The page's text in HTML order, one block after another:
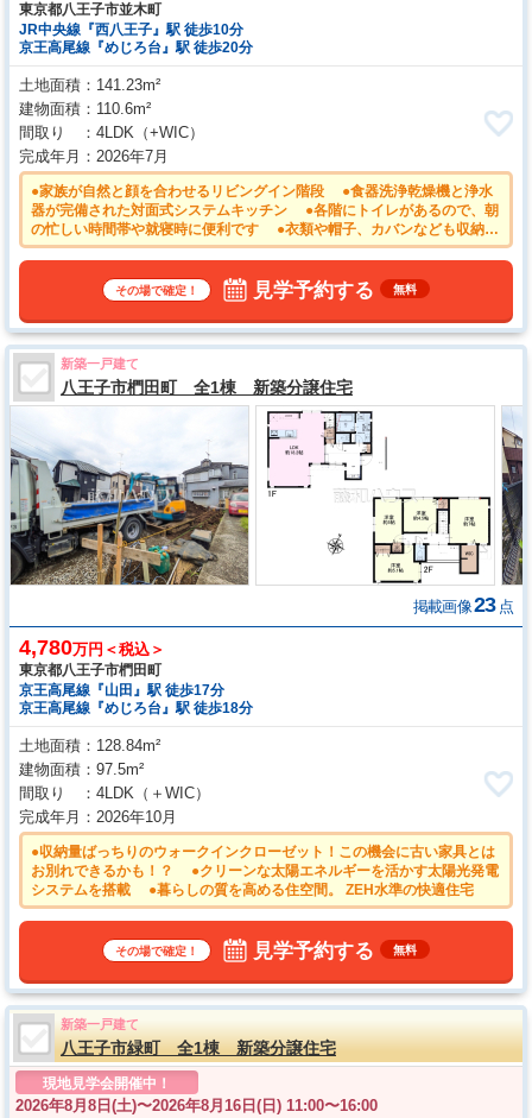
東京都八王子市並木町
JR中央線『西八王子』駅 徒歩10分
京王高尾線『めじろ台』駅 徒歩20分
土地面積
141.23m²
建物面積
110.6m²
間取り
4LDK （+WIC）
完成年月
2026年7月
●家族が自然と顔を合わせるリビングイン階段 ●食器洗浄乾燥機と浄水
器が完備された対面式システムキッチン ●各階にトイレがあるので、朝
の忙しい時間帯や就寝時に便利です ●衣類や帽子、カバンなども収納可
能なウォークインクローゼット ●南向きのバルコニーは日差しが行き届
その場で確定！ 見学予約する 無料
新築一戸建て
八王子市椚田町 全1棟 新築分譲住宅
掲載画像23 点
4,780万円＜税込＞
東京都八王子市椚田町
京王高尾線『山田』駅 徒歩17分
京王高尾線『めじろ台』駅 徒歩18分
土地面積
128.84m²
建物面積
97.5m²
間取り
4LDK （＋WIC）
完成年月
2026年10月
●収納量ばっちりのウォークインクローゼット！この機会に古い家具とは
お別れできるかも！？ ●クリーンな太陽エネルギーを活かす太陽光発電
システムを搭載 ●暮らしの質を高める住空間。 ZEH水準の快適住宅
その場で確定！ 見学予約する 無料
新築一戸建て
八王子市緑町 全1棟 新築分譲住宅
現地見学会開催中！
2026年8月8日(土)〜2026年8月16日(日) 11:00〜16:00